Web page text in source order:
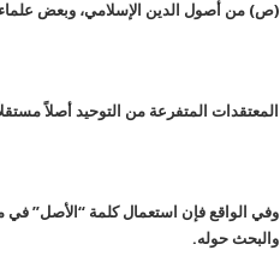
(ص) من أصول الدين الإسلامي، وبعض علماء
المعتقدات المتفرعة من التوحيد أصلاً
وفي الواقع فإن استعمال كلمة “الأصل” في
والبحث حوله.